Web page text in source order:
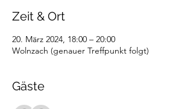
Zeit & Ort
20. März 2024, 18:00 – 20:00
Wolnzach (genauer Treffpunkt folgt)
Gäste